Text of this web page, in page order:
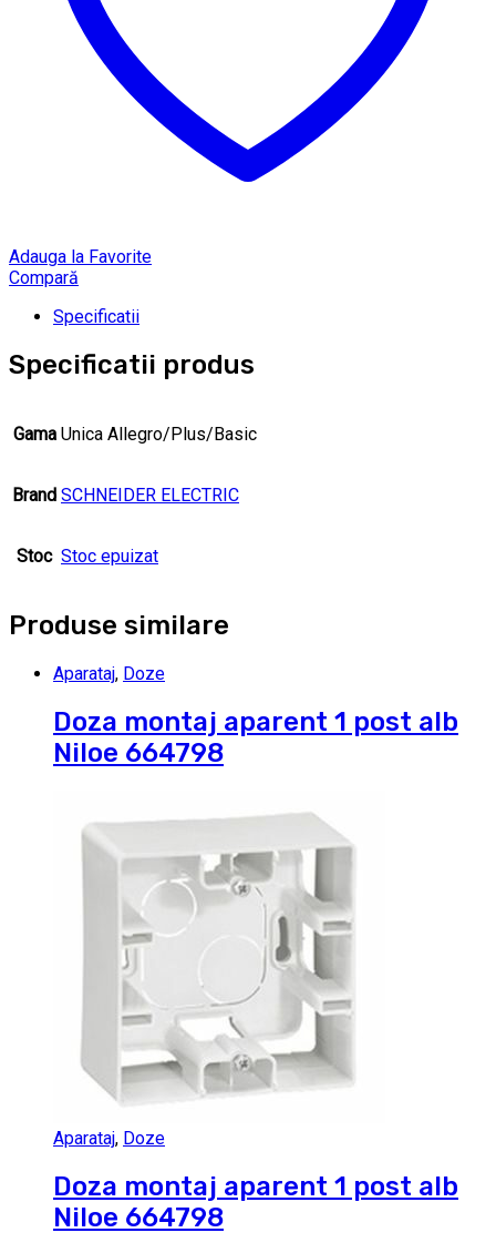
Adauga la Favorite
Compară
Specificatii
Specificatii produs
Gama Unica Allegro/Plus/Basic
Brand SCHNEIDER ELECTRIC
Stoc Stoc epuizat
Produse similare
Aparataj, Doze
Doza montaj aparent 1 post alb
Niloe 664798
Aparataj, Doze
Doza montaj aparent 1 post alb
Niloe 664798